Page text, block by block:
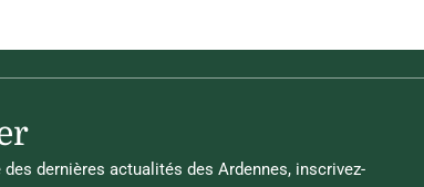
dernières actualités des Ardennes, inscrivez-